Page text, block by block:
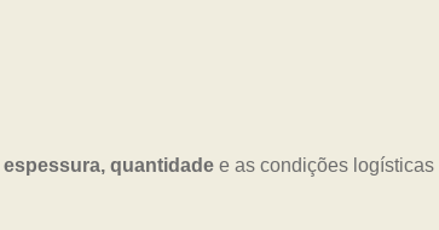
quantidade e as condições logísticas